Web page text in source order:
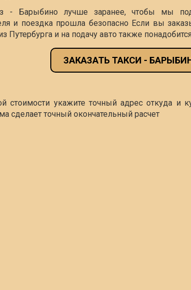
- Барыбино лучше заранее, чтобы мы
и поездка прошла безопасно Если вы
Путербурга и на подачу авто также
ЗАКАЗАТЬ ТАКСИ -
стоимости укажите точный адрес откуда и
сделает точный окончательный расчет